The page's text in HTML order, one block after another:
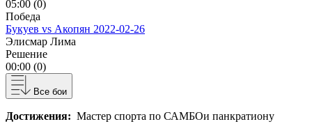
05:00 (0)
Победа
Букуев vs Акопян 2022-02-26
Элисмар Лима
Решение
00:00 (0)
Все бои
Достижения: Мастер спорта по САМБОи панкратиону